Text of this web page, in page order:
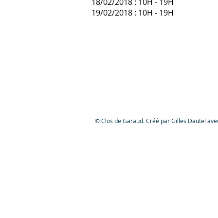
19/02/2018 : 10H - 19H
© Clos de Garaud. Créé par Gilles Dautel